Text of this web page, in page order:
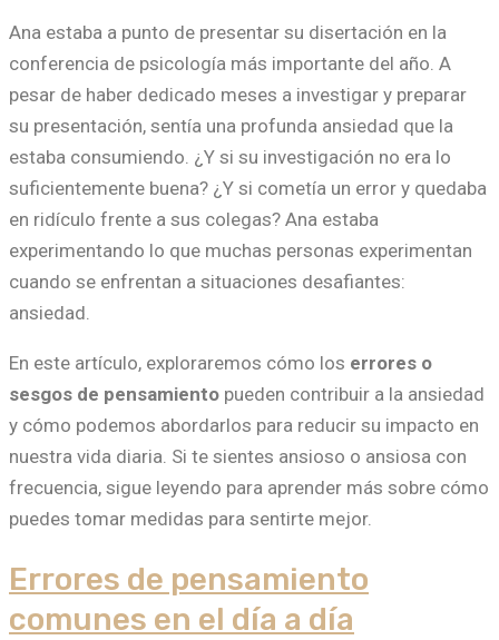
Ana estaba a punto de presentar su disertación en la
conferencia de psicología más importante del año. A
pesar de haber dedicado meses a investigar y preparar
su presentación, sentía una profunda ansiedad que la
estaba consumiendo. ¿Y si su investigación no era lo
suficientemente buena? ¿Y si cometía un error y quedaba
en ridículo frente a sus colegas? Ana estaba
experimentando lo que muchas personas experimentan
cuando se enfrentan a situaciones desafiantes:
ansiedad.
En este artículo, exploraremos cómo los errores o
sesgos de pensamiento pueden contribuir a la ansiedad
y cómo podemos abordarlos para reducir su impacto en
nuestra vida diaria. Si te sientes ansioso o ansiosa con
frecuencia, sigue leyendo para aprender más sobre cómo
puedes tomar medidas para sentirte mejor.
Errores de pensamiento
comunes en el día a día